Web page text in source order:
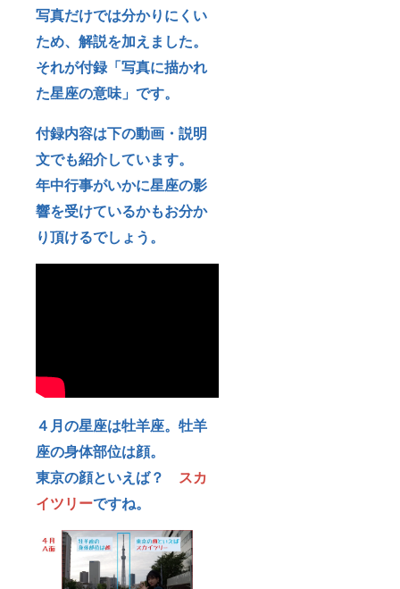
写真だけでは分かりにくい
ため、解説を加えました。
それが付録「写真に描かれ
た星座の意味」です。
付録内容は下の動画・説明
文でも紹介しています。
年中行事がいかに星座の影
響を受けているかもお分か
り頂けるでしょう。
４月の星座は牡羊座。 牡羊
座の身体部位は顔。
東京の顔といえば？ スカ
イツリーですね。